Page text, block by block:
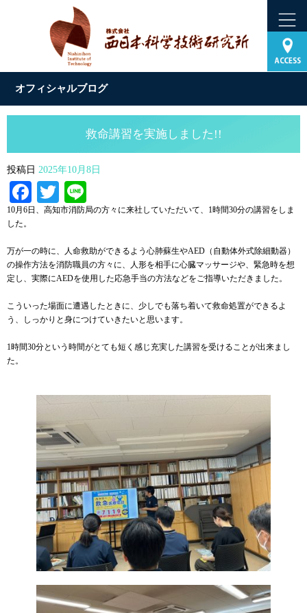
オフィシャルブログ
救命講習を実施しました!!
投稿日 2025年10月8日
Facebook
Twitter
10月6日、高知市消防局の方々に来社していただいて、1時間30分の講習をしま
した。
万が一の時に、人命救助ができるよう心肺蘇生やAED（自動体外式除細動器）
の操作方法を消防職員の方々に、人形を相手に心臓マッサージや、緊急時を想
定し、実際にAEDを使用した応急手当の方法などをご指導いただきました。
こういった場面に遭遇したときに、少しでも落ち着いて救命処置ができるよ
う、しっかりと身につけていきたいと思います。
1時間30分という時間がとても短く感じ充実した講習を受けることが出来まし
た。